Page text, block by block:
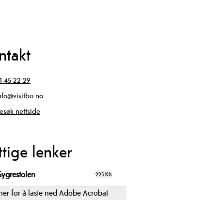
45 22 29
nettside
lenker
225 Kb
for å laste ned Adobe Acrobat